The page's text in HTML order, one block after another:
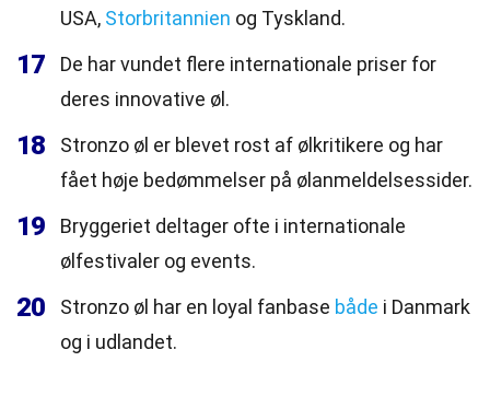
USA, Storbritannien og Tyskland.
17
De har vundet flere internationale priser for
deres innovative øl.
18
Stronzo øl er blevet rost af ølkritikere og har
fået høje bedømmelser på ølanmeldelsessider.
19
Bryggeriet deltager ofte i internationale
ølfestivaler og events.
20 Stronzo øl har en loyal fanbase både i Danmark
og i udlandet.